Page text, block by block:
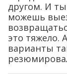
другом. И
можешь
это тяжело.
варианты